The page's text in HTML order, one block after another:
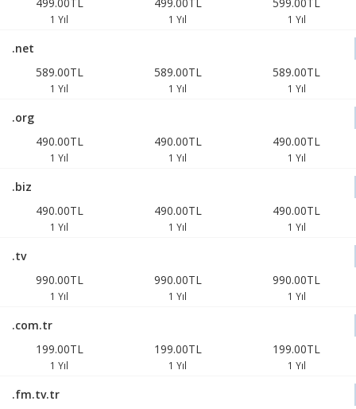
1 Yıl 1 Yıl 1 Yıl
.net
589.00TL
1 Yıl
589.00TL
1 Yıl
589.00TL
1 Yıl
.org
490.00TL
1 Yıl
490.00TL
1 Yıl
490.00TL
1 Yıl
.biz
490.00TL
1 Yıl
490.00TL
1 Yıl
490.00TL
1 Yıl
.tv
990.00TL
1 Yıl
990.00TL
1 Yıl
990.00TL
1 Yıl
.com.tr
199.00TL
1 Yıl
199.00TL
1 Yıl
199.00TL
1 Yıl
.fm.tv.tr